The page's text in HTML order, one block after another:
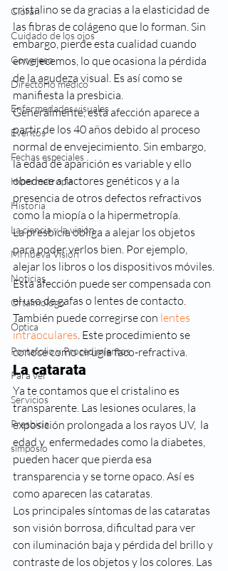
Clofán
Cuidado de los ojos
Congreso
Directorio médico
Enfermedades visuales
Eventos
Fechas especiales
Hipermetropia
Historia
La ciencia y la visión
Mi nueva Visión
Noticias
Oftalmologo
Óptica
Portafolio y Procedimientos
Para ver
Servicios
Presbicia
simposio
cristalino se da gracias a la elasticidad de
las fibras de colágeno que lo forman. Sin
embargo, pierde esta cualidad cuando
envejecemos, lo que ocasiona la pérdida
de la agudeza visual. Es así como se
manifiesta la presbicia.
Generalmente, esta afección aparece a
partir de los 40 años debido al proceso
normal de envejecimiento. Sin embargo,
la edad de aparición es variable y ello
obedece a factores genéticos y a la
presencia de otros defectos refractivos
como la miopía o la hipermetropía.
La presbicia obliga a alejar los objetos
para poder verlos bien. Por ejemplo,
alejar los libros o los dispositivos móviles.
Esta afección puede ser compensada con
el uso de gafas o lentes de contacto.
También puede corregirse con lentes
intraoculares. Este procedimiento se
conoce como cirugía faco-refractiva.
La catarata
Ya te contamos que el cristalino es
transparente. Las lesiones oculares, la
exposición prolongada a los rayos UV,  la
edad y  enfermedades como la diabetes,
pueden hacer que pierda esa
transparencia y se torne opaco. Así es
como aparecen las cataratas.
Los principales síntomas de las cataratas
son visión borrosa, dificultad para ver
con iluminación baja y pérdida del brillo y
contraste de los objetos y los colores. Las